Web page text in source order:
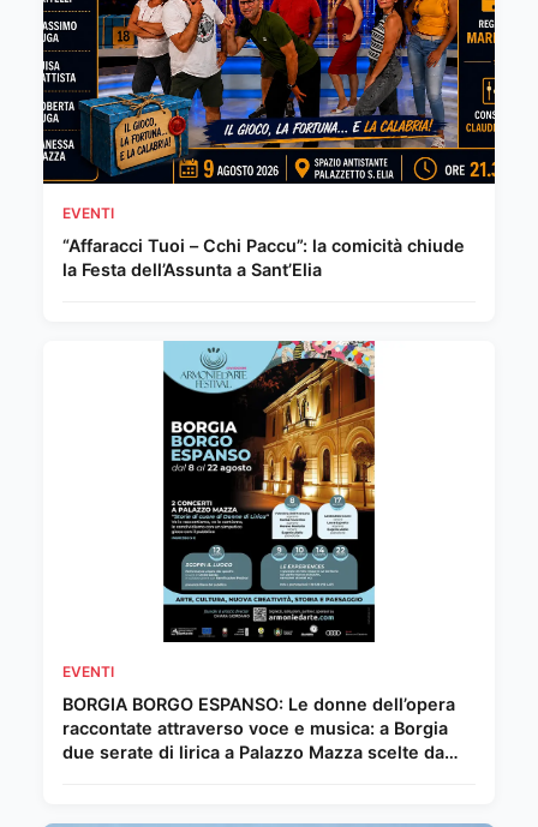
EVENTI
“Affaracci Tuoi – Cchi Paccu”: la comicità chiude
la Festa dell’Assunta a Sant’Elia
EVENTI
BORGIA BORGO ESPANSO: Le donne dell’opera
raccontate attraverso voce e musica: a Borgia
due serate di lirica a Palazzo Mazza scelte da